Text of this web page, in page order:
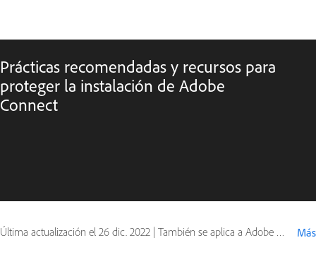
Prácticas recomendadas y recursos para
proteger la instalación de Adobe
Connect
Última actualización el 26 dic. 2022 | También se aplica a Adobe Connect 10, Adobe Connect 9 Más